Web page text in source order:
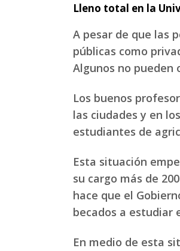
Lleno total en la
A pesar de que las
públicas como
Algunos no pueden
Los buenos
las ciudades y en
estudiantes de
Esta situación
su cargo más de
hace que el
becados a estudiar
En medio de esta